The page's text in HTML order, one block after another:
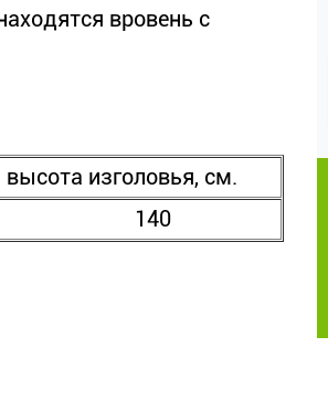
вровень с
высота изголовья, см.